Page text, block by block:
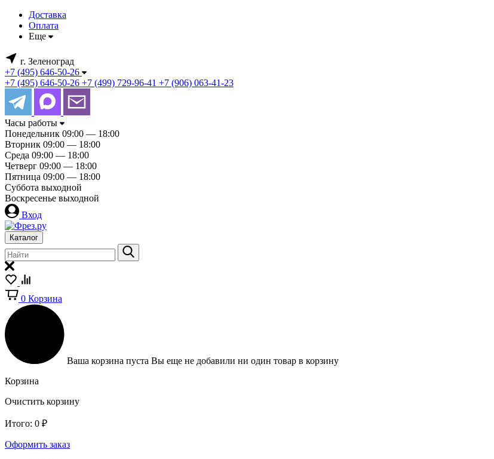
Доставка
Оплата
Еще
г. Зеленоград
+7 (495) 646-50-26
+7 (495) 646-50-26 +7 (499) 729-96-41 +7 (906) 063-41-23
Часы работы
Понедельник 09:00 — 18:00
Вторник 09:00 — 18:00
Среда 09:00 — 18:00
Четверг 09:00 — 18:00
Пятница 09:00 — 18:00
Суббота выходной
Воскресенье выходной
Вход
Каталог
0 Корзина
Ваша корзина пуста Вы еще не добавили ни один товар в корзину
Корзина
Очистить корзину
Итого: 0 ₽
Оформить заказ